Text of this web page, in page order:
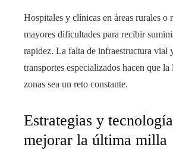
Hospitales y clínicas en áreas rurales o
mayores dificultades para recibir
rapidez. La falta de infraestructura vial
transportes especializados hacen que la
zonas sea un reto constante.
Estrategias y
mejorar la última milla